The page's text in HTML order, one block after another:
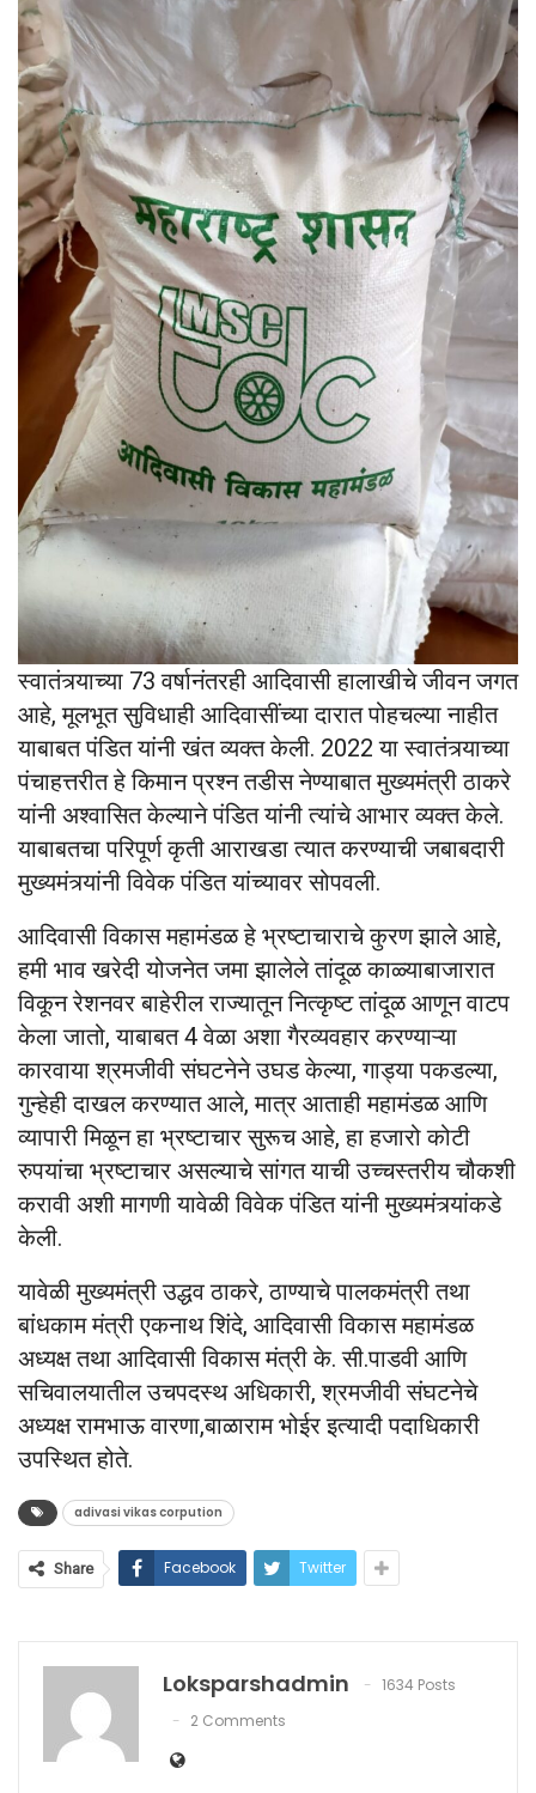
स्वातंत्र्याच्या 73 वर्षानंतरही आदिवासी हालाखीचे जीवन जगत
आहे, मूलभूत सुविधाही आदिवासींच्या दारात पोहचल्या नाहीत
याबाबत पंडित यांनी खंत व्यक्त केली. 2022 या स्वातंत्र्याच्या
पंचाहत्तरीत हे किमान प्रश्न तडीस नेण्याबात मुख्यमंत्री ठाकरे
यांनी अश्वासित केल्याने पंडित यांनी त्यांचे आभार व्यक्त केले.
याबाबतचा परिपूर्ण कृती आराखडा त्यात करण्याची जबाबदारी
मुख्यमंत्र्यांनी विवेक पंडित यांच्यावर सोपवली.
आदिवासी विकास महामंडळ हे भ्रष्टाचाराचे कुरण झाले आहे,
हमी भाव खरेदी योजनेत जमा झालेले तांदूळ काळ्याबाजारात
विकून रेशनवर बाहेरील राज्यातून नित्कृष्ट तांदूळ आणून वाटप
केला जातो, याबाबत 4 वेळा अशा गैरव्यवहार करण्याऱ्या
कारवाया श्रमजीवी संघटनेने उघड केल्या, गाड्या पकडल्या,
गुन्हेही दाखल करण्यात आले, मात्र आताही महामंडळ आणि
व्यापारी मिळून हा भ्रष्टाचार सुरूच आहे, हा हजारो कोटी
रुपयांचा भ्रष्टाचार असल्याचे सांगत याची उच्चस्तरीय चौकशी
करावी अशी मागणी यावेळी विवेक पंडित यांनी मुख्यमंत्र्यांकडे
केली.
यावेळी मुख्यमंत्री उद्धव ठाकरे, ठाण्याचे पालकमंत्री तथा
बांधकाम मंत्री एकनाथ शिंदे, आदिवासी विकास महामंडळ
अध्यक्ष तथा आदिवासी विकास मंत्री के. सी.पाडवी आणि
सचिवालयातील उचपदस्थ अधिकारी, श्रमजीवी संघटनेचे
अध्यक्ष रामभाऊ वारणा,बाळाराम भोईर इत्यादी पदाधिकारी
उपस्थित होते.
adivasi vikas corpution
Share Facebook Twitter
Loksparshadmin
1634 Posts
2 Comments